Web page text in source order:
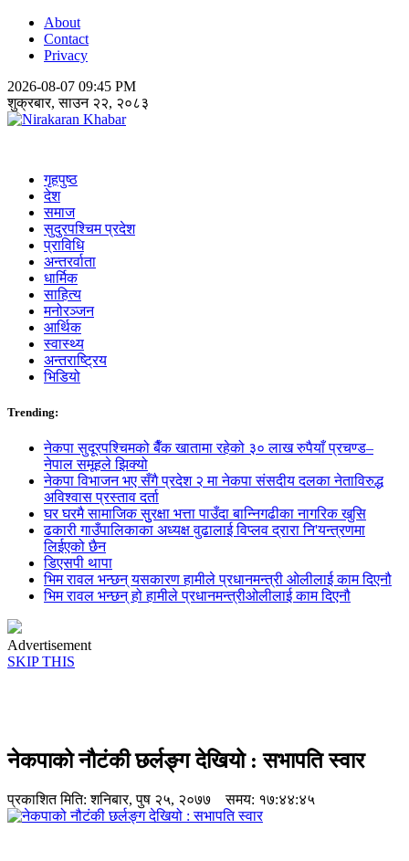
About
Contact
Privacy
2026-08-07 09:45 PM
शुक्रबार, साउन २२, २०८३
गृहपुष्ठ
देश
समाज
सुदुरपश्चिम प्रदेश
प्राविधि
अन्तरर्वाता
धार्मिक
साहित्य
मनोरञ्जन
आर्थिक
स्वास्थ्य
अन्तराष्ट्रिय
भिडियो
Trending:
नेकपा सुदूरपश्चिमको बैँक खातामा रहेको ३० लाख रुपैयाँ प्रचण्ड–
नेपाल समूहले झिक्य‍ो
नेकपा विभाजन भए सँगै प्रदेश २ मा नेकपा संसदीय दलका नेताविरुद्ध
अविश्वास प्रस्ताव दर्ता
घर घरमै सामाजिक सुुरक्षा भत्ता पाउँदा बान्निगढीका नागरिक खुसि
ढकारी गाउँपालिकाका अध्यक्ष वुढालाई विप्लव द्रारा नि'यन्त्रणमा
लिईएको छैन
डिएसपी थापा
भिम रावल भन्छन् यसकारण हामीले प्रधानमन्त्री ओलीलाई काम दिएनौ
भिम रावल भन्छन् हो हामीले प्रधानमन्त्रीओलीलाई काम दिएनौ
Advertisement
SKIP THIS
नेकपाको नौटंकी छर्लङ्ग देखियो : सभापति स्वार
प्रकाशित मिति:शनिबार, पुष २५, २०७७ समय: १७:४४:४५